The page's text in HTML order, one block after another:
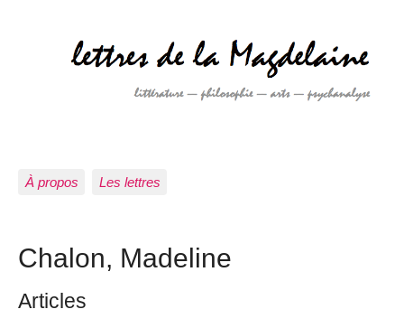
À propos Les lettres
Chalon, Madeline
Articles